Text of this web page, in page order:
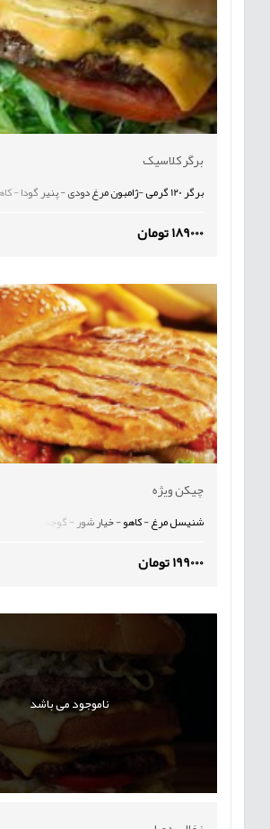
برگر کلاسیک
برگر 120 گرمی -ژامبون مرغ دودی - پنیر گودا - کاهو - خیارشور-گوجه-شنیسل مرغ- سس قارچ - گوشت روسبیف-ژامبون گوشت-
189000 تومان
چیکن ویژه
شنیسل مرغ - کاهو - خیار شور - گوجه
199000 تومان
ناموجود می باشد